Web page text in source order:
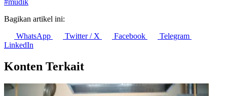
#mudik
Bagikan artikel ini:
WhatsApp
Twitter / X Facebook
Telegram
LinkedIn
Konten Terkait